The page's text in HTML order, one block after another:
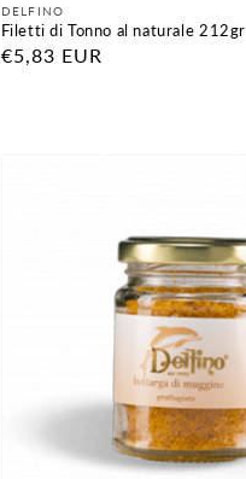
Fornitore:
DELFINO
Filetti di Tonno al naturale 212gr
Prezzo
€5,83 EUR